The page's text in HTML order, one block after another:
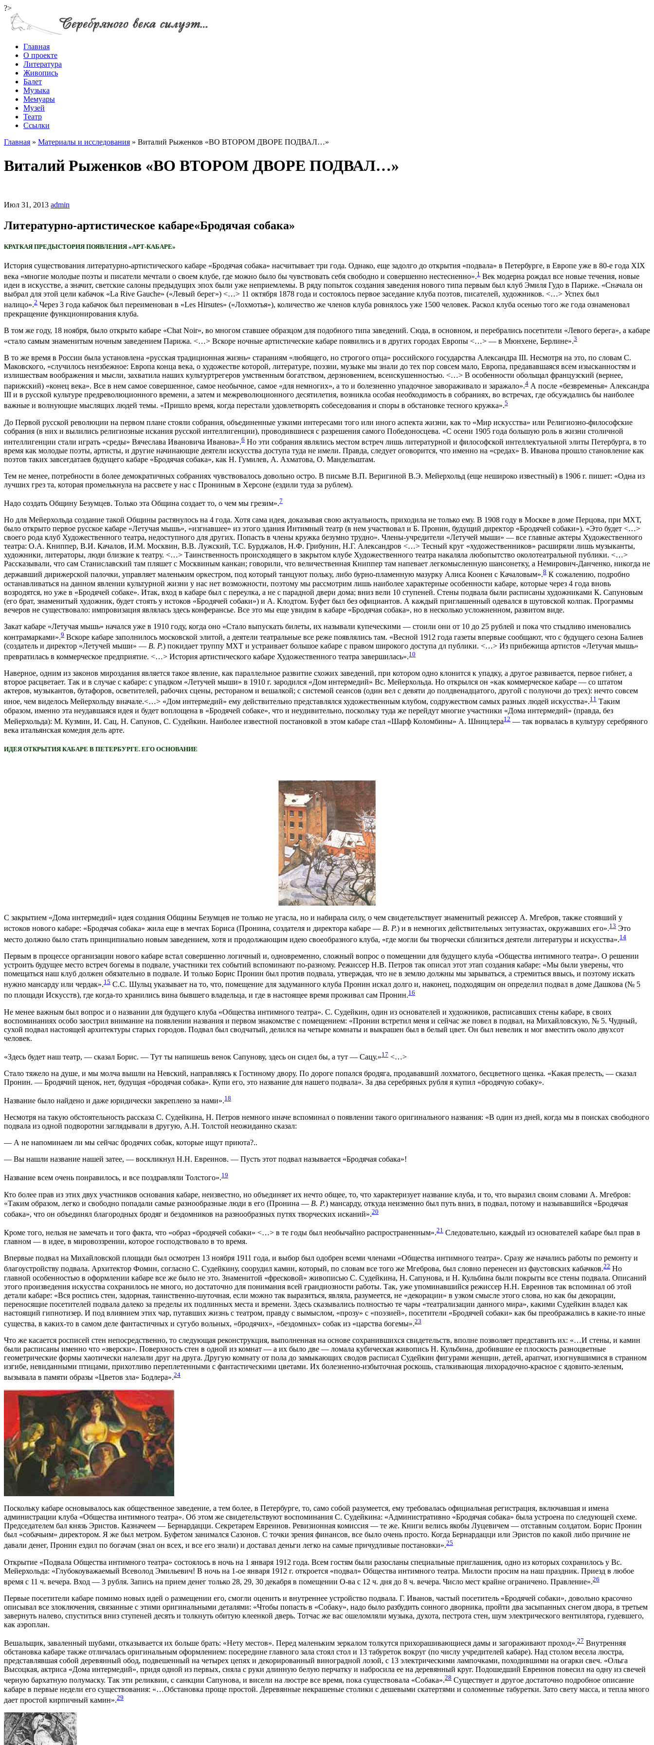
?>
Главная
О проекте
Литература
Живопись
Балет
Музыка
Мемуары
Музей
Театр
Ссылки
Главная » Материалы и исследования » Виталий Рыженков «ВО ВТОРОМ ДВОРЕ ПОДВАЛ…»
Виталий Рыженков «ВО ВТОРОМ ДВОРЕ ПОДВАЛ…»
Июл 31, 2013 admin
Литературно-артистическое кабаре«Бродячая собака»
КРАТКАЯ ПРЕДЫСТОРИЯ ПОЯВЛЕНИЯ «АРТ-КАБАРЕ»
История существования литературно-артистического кабаре «Бродячая собака» насчитывает три года. Однако, еще задолго до открытия «подвала» в Петербурге, в Европе уже в 80-е года XIX
века «многие молодые поэты и писатели мечтали о своем клубе, где можно было бы чувствовать себя свободно и совершенно нестесненно».1 Век модерна рождал все новые течения, новые
идеи в искусстве, а значит, светские салоны предыдущих эпох были уже неприемлемы. В ряду попыток создания заведения нового типа первым был клуб Эмиля Гудо в Париже. «Сначала он
выбрал для этой цели кабачок «La Rive Gauche» («Левый берег») <…> 11 октября 1878 года и состоялось первое заседание клуба поэтов, писателей, художников. <…> Успех был
налицо».2 Через 3 года кабачок был переименован в «Les Hirsutes» («Лохмотья»), количество же членов клуба ровнялось уже 1500 человек. Раскол клуба осенью того же года ознаменовал
прекращение функционирования клуба.
В том же году, 18 ноября, было открыто кабаре «Chat Noir», во многом ставшее образцом для подобного типа заведений. Сюда, в основном, и перебрались посетители «Левого берега», а кабаре
«стало самым знаменитым ночным заведением Парижа. <…> Вскоре ночные артистические кабаре появились и в других городах Европы <…> — в Мюнхене, Берлине».3
В то же время в России была установлена «русская традиционная жизнь» стараниям «любящего, но строгого отца» российского государства Александра III. Несмотря на это, по словам С.
Маковского, «случилось неизбежное: Европа конца века, о художестве которой, литературе, поэзии, музыке мы знали до тех пор совсем мало, Европа, предававшаяся всем изысканностям и
излишествам воображения и мысли, захватила наших культуртрегеров умственным богатством, дерзновением, всеискушенностью. <…> В особенности обольщал французский (вернее,
парижский) «конец века». Все в нем самое совершенное, самое необычное, самое «для немногих», а то и болезненно упадочное завораживало и заражало».4 А после «безвременья» Александра
III и в русской культуре предреволюционного времени, а затем и межреволюционного десятилетия, возникла особая необходимость в собраниях, во встречах, где обсуждались бы наиболее
важные и волнующие мыслящих людей темы. «Пришло время, когда перестали удовлетворять собеседования и споры в обстановке тесного кружка».5
До Первой русской революции на первом плане стояли собрания, объединенные узкими интересами того или иного аспекта жизни, как то «Мир искусства» или Религиозно-философские
собрания (в них и вылились религиозные искания русской интеллигенции), проводившиеся с разрешения самого Победоносцева. «С осени 1905 года большую роль в жизни столичной
интеллигенции стали играть «среды» Вячеслава Ивановича Иванова».6 Но эти собрания являлись местом встреч лишь литературной и философской интеллектуальной элиты Петербурга, в то
время как молодые поэты, артисты, и другие начинающие деятели искусства доступа туда не имели. Правда, следует оговорится, что именно на «средах» В. Иванова прошло становление как
поэтов таких завсегдатаев будущего кабаре «Бродячая собака», как Н. Гумилев, А. Ахматова, О. Мандельштам.
Тем не менее, потребности в более демократичных собраниях чувствовалось довольно остро. В письме В.П. Веригиной В.Э. Мейерхольд (еще нешироко известный) в 1906 г. пишет: «Одна из
лучших грез та, которая промелькнула на рассвете у нас с Прониным в Херсоне (ездили туда за рублем).
Надо создать Общину Безумцев. Только эта Община создает то, о чем мы грезим».7
Но для Мейерхольда создание такой Общины растянулось на 4 года. Хотя сама идея, доказывая свою актуальность, приходила не только ему. В 1908 году в Москве в доме Перцова, при МХТ,
было открыто первое русское кабаре «Летучая мышь», «изгнавшее» из этого здания Интимный театр (в нем участвовал и Б. Пронин, будущий директор «Бродячей собаки»). «Это будет <…>
своего рода клуб Художественного театра, недоступного для других. Попасть в члены кружка безумно трудно». Члены-учредители «Летучей мыши» — все главные актеры Художественного
театра: О.А. Книппер, В.И. Качалов, И.М. Москвин, В.В. Лужский, Т.С. Бурджалов, Н.Ф. Грибунин, Н.Г. Александров <…> Тесный круг «художественников» расширяли лишь музыканты,
художники, литераторы, люди близкие к театру. <…> Таинственность происходящего в закрытом клубе Художественного театра накаляла любопытство околотеатральной публики. <…>
Рассказывали, что сам Станиславский там пляшет с Москвиным канкан; говорили, что величественная Книппер там напевает легкомысленную шансонетку, а Немирович-Данченко, никогда не
державший дирижерской палочки, управляет маленьким оркестром, под который танцуют польку, либо бурно-пламенную мазурку Алиса Коонен с Качаловым».8 К сожалению, подробно
останавливаться на данном явлении культурной жизни у нас нет возможности, поэтому мы рассмотрим лишь наиболее характерные особенности кабаре, которые через 4 года вновь
возродятся, но уже в «Бродячей собаке». Итак, вход в кабаре был с переулка, а не с парадной двери дома; вниз вели 10 ступеней. Стены подвала были расписаны художниками К. Сапуновым
(его брат, знаменитый художник, будет стоять у истоков «Бродячей собаки») и А. Клодтом. Буфет был без официантов. А каждый приглашенный одевался в шутовской колпак. Программы
вечеров не существовало: импровизация являлась здесь конферансье. Все это мы еще увидим в кабаре «Бродячая собака», но в несколько усложненном, развитом виде.
Закат кабаре «Летучая мышь» начался уже в 1910 году, когда оно «Стало выпускать билеты, их называли купеческими — стоили они от 10 до 25 рублей и пока что стыдливо именовались
контрамарками».9 Вскоре кабаре заполнилось московской элитой, а деятели театральные все реже появлялись там. «Весной 1912 года газеты впервые сообщают, что с будущего сезона Балиев
(создатель и директор «Летучей мыши» — В. Р.) покидает труппу МХТ и устраивает большое кабаре с правом широкого доступа дл публики. <…> Из прибежища артистов «Летучая мышь»
превратилась в коммерческое предприятие. <…> История артистического кабаре Художественного театра завершилась».10
Наверное, одним из законов мироздания является такое явление, как параллельное развитие схожих заведений, при котором одно клонится к упадку, а другое развивается, первое гибнет, а
второе расцветает. Так и в случае с кабаре: с упадком «Летучей мыши» в 1910 г. зародился «Дом интермедий» Вс. Мейерхольда. Но открылся он «как коммерческое кабаре — со штатом
актеров, музыкантов, бутафоров, осветителей, рабочих сцены, рестораном и вешалкой; с системой сеансов (один вел с девяти до полдвенадцатого, другой с полуночи до трех): нечто совсем
иное, чем виделось Мейерхольду вначале.<…> «Дом интермедий» ему действительно представлялся художественным клубом, содружеством самых разных людей искусства».11 Таким
образом, именно эта неудавшаяся идея и будет воплощена в «Бродячей собаке», что и неудивительно, поскольку туда же перейдут многие участники «Дома интермедий» (правда, без
Мейерхольда): М. Кузмин, И. Сац, Н. Сапунов, С. Судейкин. Наиболее известной постановкой в этом кабаре стал «Шарф Коломбины» А. Шницлера12 — так ворвалась в культуру серебряного
века итальянская комедия дель арте.
ИДЕЯ ОТКРЫТИЯ КАБАРЕ В ПЕТЕРБУРГЕ. ЕГО ОСНОВАНИЕ
С закрытием «Дома интермедий» идея создания Общины Безумцев не только не угасла, но и набирала силу, о чем свидетельствует знаменитый режиссер А. Мгебров, также стоявший у
истоков нового кабаре: «Бродячая собака» жила еще в мечтах Бориса (Пронина, создателя и директора кабаре — В. Р.) и в немногих действительных энтузиастах, окружавших его».13 Это
место должно было стать принципиально новым заведением, хотя и продолжающим идею своеобразного клуба, «где могли бы творчески сблизиться деятели литературы и искусства».14
Первым в процессе организации нового кабаре встал совершенно логичный и, одновременно, сложный вопрос о помещении для будущего клуба «Общества интимного театра». О решении
устроить будущее место встреч богемы в подвале, участники тех событий вспоминают по-разному. Режиссер Н.В. Петров так описал этот этап создания кабаре: «Мы были уверены, что
помещаться наш клуб должен обязательно в подвале. И только Борис Пронин был против подвала, утверждая, что не в землю должны мы зарываться, а стремиться ввысь, и поэтому искать
нужно мансарду или чердак».15 С.С. Шульц указывает на то, что, помещение для задуманного клуба Пронин искал долго и, наконец, подходящим он определил подвал в доме Дашкова (№ 5
по площади Искусств), где когда-то хранились вина бывшего владельца, и где в настоящее время проживал сам Пронин.16
Не менее важным был вопрос и о названии для будущего клуба «Общества интимного театра». С. Судейкин, один из основателей и художников, расписавших стены кабаре, в своих
воспоминаниях особо заострил внимание на появлении названия и первом знакомстве с помещением: «Пронин встретил меня и сейчас же повел в подвал, на Михайловскую, № 5. Чудный,
сухой подвал настоящей архитектуры старых городов. Подвал был сводчатый, делился на четыре комнаты и выкрашен был в белый цвет. Он был невелик и мог вместить около двухсот
человек.
«Здесь будет наш театр, — сказал Борис. — Тут ты напишешь венок Сапунову, здесь он сидел бы, а тут — Сацу.»17 <…>
Стало тяжело на душе, и мы молча вышли на Невский, направляясь к Гостиному двору. По дороге попался бродяга, продававший лохматого, бесцветного щенка. «Какая прелесть, — сказал
Пронин. — Бродячий щенок, нет, будущая «бродячая собака». Купи его, это название для нашего подвала». За два серебряных рубля я купил «бродячую собаку».
Название было найдено и даже юридически закреплено за нами».18
Несмотря на такую обстоятельность рассказа С. Судейкина, Н. Петров немного иначе вспоминал о появлении такого оригинального названия: «В один из дней, когда мы в поисках свободного
подвала из одной подворотни заглядывали в другую, А.Н. Толстой неожиданно сказал:
— А не напоминаем ли мы сейчас бродячих собак, которые ищут приюта?..
— Вы нашли название нашей затее, — воскликнул Н.Н. Евреинов. — Пусть этот подвал называется «Бродячая собака»!
Название всем очень понравилось, и все поздравляли Толстого».19
Кто более прав из этих двух участников основания кабаре, неизвестно, но объединяет их нечто общее, то, что характеризует название клуба, и то, что выразил своим словами А. Мгебров:
«Таким образом, легко и свободно попадали самые разнообразные люди в его (Пронина — В. Р.) мансарду, откуда неизменно был путь вниз, в подвал, потому и называвшийся «Бродячая
собака», что он объединял благородных бродяг и бездомников на разнообразных путях творческих исканий».20
Кроме того, нельзя не замечать и того факта, что «образ «бродячей собаки» <…> в те годы был необычайно распространенным».21 Следовательно, каждый из основателей кабаре был прав в
главном — в идее, в мировоззрении, которое господствовало в то время.
Впервые подвал на Михайловской площади был осмотрен 13 ноября 1911 года, и выбор был одобрен всеми членами «Общества интимного театра». Сразу же начались работы по ремонту и
благоустройству подвала. Архитектор Фомин, согласно С. Судейкину, соорудил камин, который, по словам все того же Мгеброва, был словно перенесен из фаустовских кабачков.22 Но
главной особенностью в оформлении кабаре все же было не это. Знаменитой «фресковой» живописью С. Судейкина, Н. Сапунова, и Н. Кульбина были покрыты все стены подвала. Описаний
этого произведения искусства сохранилось не много, но достаточно для понимания всей грандиозности работы. Так, уже упоминавшийся режиссер Н.Н. Евреинов так вспоминал об этой
детали кабаре: «Вся роспись стен, задорная, таинственно-шуточная, если можно так выразиться, являла, разумеется, не «декорации» в узком смысле этого слова, но как бы декорации,
переносящие посетителей подвала далеко за пределы их подлинных места и времени. Здесь сказывались полностью те чары «театрализации данного мира», какими Судейкин владел как
настоящий гипнотизер. И под влиянием этих чар, путавших жизнь с театром, правду с вымыслом, «прозу» с «поэзией», посетители «Бродячей собаки» как бы преображались в какие-то иные
существа, в каких-то в самом деле фантастичных и сугубо вольных, «бродячих», «бездомных» собак из «царства богемы».23
Что же касается росписей стен непосредственно, то следующая реконструкция, выполненная на основе сохранившихся свидетельств, вполне позволяет представить их: «…И стены, и камин
были расписаны именно что «зверски». Поверхность стен в одной из комнат — а их было две — ломала кубическая живопись Н. Кульбина, дробившие ее плоскость разноцветные
геометрические формы хаотически налезали друг на друга. Другую комнату от пола до замыкающих сводов расписал Судейкин фигурами женщин, детей, арапчат, изогнувшимися в странном
изгибе, невиданными птицами, прихотливо переплетенными с фантастическими цветами. Их болезненно-избыточная роскошь, сталкивающая лихорадочно-красное с ядовито-зеленым,
вызывала в памяти образы «Цветов зла» Бодлера».24
Поскольку кабаре основывалось как общественное заведение, а тем более, в Петербурге, то, само собой разумеется, ему требовалась официальная регистрация, включавшая и имена
администрации клуба «Общества интимного театра». Об этом же свидетельствуют воспоминания С. Судейкина: «Административно «Бродячая собака» была устроена по следующей схеме.
Председателем бал князь Эристов. Казначеем — Бернардацци. Секретарем Евреинов. Ревизионная комиссия — те же. Книги велись якобы Луцевичем — отставным солдатом. Борис Пронин
был «собачьим» директором. Я же был метром. Буфетом занимался Сазонов. С точки зрения финансов, все было очень просто. Когда Бернардацци или Эристов по какой либо причине не
давали денег, Пронин ездил по богачам (знал он всех, и все его знали) и доставал деньги легко на самые причудливые постановки».25
Открытие «Подвала Общества интимного театра» состоялось в ночь на 1 января 1912 года. Всем гостям были разосланы специальные приглашения, одно из которых сохранилось у Вс.
Мейерхольда: «Глубокоуважаемый Всеволод Эмильевич! В ночь на 1-ое января 1912 г. откроется «подвал» Общества интимного театра. Милости просим на наш праздник. Приезд в любое
время с 11 ч. вечера. Вход — 3 рубля. Запись на прием денег только 28, 29, 30 декабря в помещении О-ва с 12 ч. дня до 8 ч. вечера. Число мест крайне ограничено. Правление».26
Первые посетители кабаре помимо новых идей о размещении его, смогли оценить и внутреннее устройство подвала. Г. Иванов, частый посетитель «Бродячей собаки», довольно красочно
описывал все злоключения, связанные с этими оригинальными деталями: «Чтобы попасть в «Собаку», надо было разбудить сонного дворника, пройти два засыпанных снегом двора, в третьем
завернуть налево, спуститься вниз ступеней десять и толкнуть обитую клеенкой дверь. Тотчас же вас ошеломляли музыка, духота, пестрота стен, шум электрического вентилятора, гудевшего,
как аэроплан.
Вешальщик, заваленный шубами, отказывается их больше брать: «Нету местов». Перед маленьким зеркалом толкутся прихорашивающиеся дамы и загораживают проход».27 Внутренняя
обстановка кабаре также отличалась оригинальным оформлением: посередине главного зала стоял стол и 13 табуреток вокруг (по числу учредителей кабаре). Над столом весела люстра,
представлявшая собой деревянный обод, подвешенный на четырех цепях и декорированный виноградной лозой, с 13 электрическими лампочками, походившими на огарки свеч. «Ольга
Высоцкая, актриса «Дома интермедий», придя одной из первых, сняла с руки длинную белую перчатку и набросила ее на деревянный круг. Подошедший Евреинов повесил на одну из свечей
черную бархатную полумаску. Так эти реликвии, с санкции Сапунова, и висели на люстре все время, пока существовала «Собака».28 Существует и другое достаточно подробное описание
кабаре в первые недели его существования: «…Обстановка проще простой. Деревянные некрашеные столики с дешевыми скатертями и соломенные табуретки. Зато свету масса, и тепла много
дает простой кирпичный камин».29